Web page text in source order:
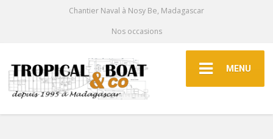
Chantier Naval à Nosy Be, Madagascar
Nos occasions
MENU